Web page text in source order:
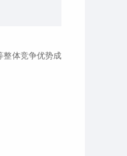
体竞争优势成